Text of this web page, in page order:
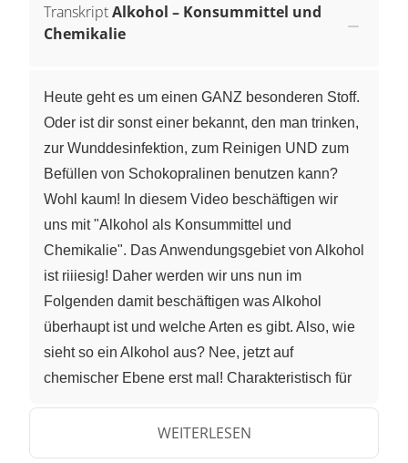
TranskriptAlkohol – Konsummittel und
Chemikalie
Heute geht es um einen GANZ besonderen Stoff.
Oder ist dir sonst einer bekannt, den man trinken,
zur Wunddesinfektion, zum Reinigen UND zum
Befüllen von Schokopralinen benutzen kann?
Wohl kaum! In diesem Video beschäftigen wir
uns mit "Alkohol als Konsummittel und
Chemikalie". Das Anwendungsgebiet von Alkohol
ist riiiesig! Daher werden wir uns nun im
Folgenden damit beschäftigen was Alkohol
überhaupt ist und welche Arten es gibt. Also, wie
sieht so ein Alkohol aus? Nee, jetzt auf
chemischer Ebene erst mal! Charakteristisch für
mit der chemischen Formel "R, O, H". Das R steht
übrigens immer für den "Rest". Diese –
WEITERLESEN